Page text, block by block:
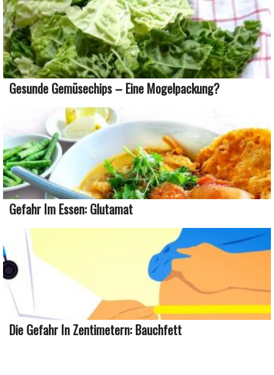
Gesunde Gemüsechips – Eine Mogelpackung?
Gefahr Im Essen: Glutamat
Die Gefahr In Zentimetern: Bauchfett